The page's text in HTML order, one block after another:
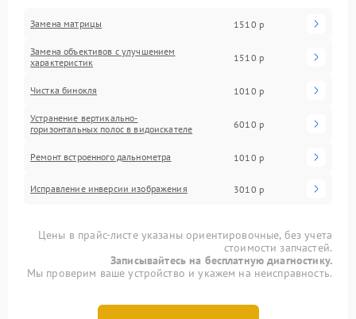
Замена матрицы 1510 р
Замена объективов с улучшением
характеристик
1510 р
Чистка бинокля 1010 р
Устранение вертикально-
горизонтальных полос в видоискателе
6010 р
Ремонт встроенного дальнометра 1010 р
Исправление инверсии изображения 3010 р
Цены в прайс-листе указаны ориентировочные, без учета
стоимости запчастей.
Записывайтесь на бесплатную диагностику.
Мы проверим ваше устройство и укажем на неисправность.